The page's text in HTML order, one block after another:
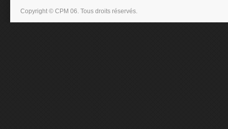
Copyright © CPM 06. Tous droits réservés.